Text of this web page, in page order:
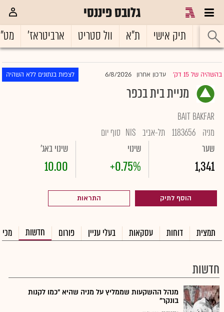
גלובס פיננסי
ראשי תיק אישי ת"א וול סטריט ארביטראז'
בהשהיה של 15 דק' |עדכון אחרון 6/8/2026 לצפות בנתונים ללא השהיה
מניית בית בכפר
BAIT BAKFAR
מניה 1183656 תל-אביב NIS סוף יום
שער
1,341
שינוי
+0.75%
שינוי באג'
10.00
הוסף לתיק התראות
תמצית דוחות עסקאות בעלי עניין פורום חדשות
חדשות
מנהל ההשקעות שממליץ על מניה שהיא "כמו לקנות
בונקר"